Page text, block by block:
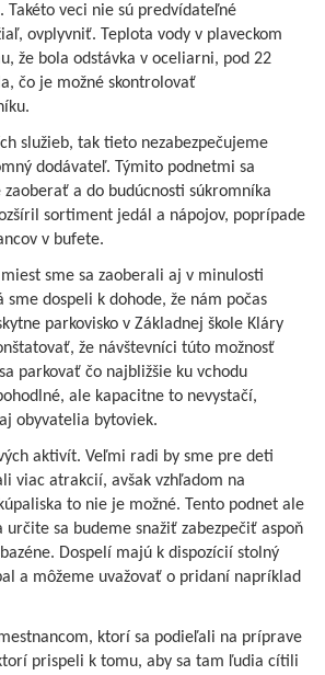
Takéto veci nie sú predvídateľné
ovplyvniť. Teplota vody v plaveckom
že bola odstávka v oceliarni, pod 22
čo je možné skontrolovať
služieb, tak tieto nezabezpečujeme
dodávateľ. Týmito podnetmi sa
a do budúcnosti súkromníka
sortiment jedál a nápojov, poprípade
v bufete.
sme sa zaoberali aj v minulosti
sme dospeli k dohode, že nám počas
parkovisko v Základnej škole Kláry
že návštevníci túto možnosť
parkovať čo najbližšie ku vchodu
ale kapacitne to nevystačí,
obyvatelia bytoviek.
aktivít. Veľmi radi by sme pre deti
viac atrakcií, avšak vzhľadom na
to nie je možné. Tento podnet ale
určite sa budeme snažiť zabezpečiť aspoň
Dospelí majú k dispozícií stolný
a môžeme uvažovať o pridaní napríklad
ktorí sa podieľali na príprave
prispeli k tomu, aby sa tam ľudia cítili